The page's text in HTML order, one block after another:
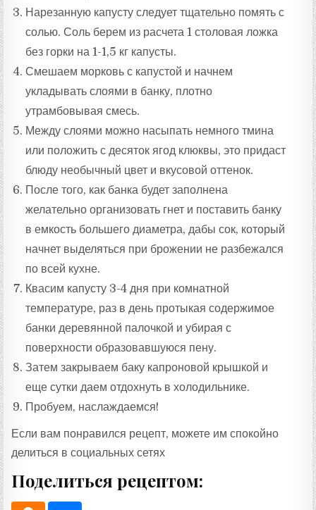
Нарезанную капусту следует тщательно помять с
солью. Соль берем из расчета 1 столовая ложка
без горки на 1-1,5 кг капусты.
Смешаем морковь с капустой и начнем
укладывать слоями в банку, плотно
утрамбовывая смесь.
Между слоями можно насыпать немного тмина
или положить с десяток ягод клюквы, это придаст
блюду необычный цвет и вкусовой оттенок.
После того, как банка будет заполнена
желательно организовать гнет и поставить банку
в емкость большего диаметра, дабы сок, который
начнет выделяться при брожении не разбежался
по всей кухне.
Квасим капусту 3-4 дня при комнатной
температуре, раз в день протыкая содержимое
банки деревянной палочкой и убирая с
поверхности образовавшуюся пену.
Затем закрываем баку капроновой крышкой и
еще сутки даем отдохнуть в холодильнике.
Пробуем, наслаждаемся!
Если вам понравился рецепт, можете им спокойно
делиться в социальных сетях
Поделиться рецептом: